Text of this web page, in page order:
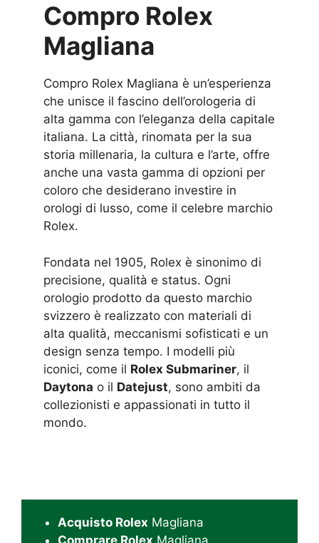
Compro Rolex
Magliana
Compro Rolex Magliana è un’esperienza
che unisce il fascino dell’orologeria di
alta gamma con l’eleganza della capitale
italiana. La città, rinomata per la sua
storia millenaria, la cultura e l’arte, offre
anche una vasta gamma di opzioni per
coloro che desiderano investire in
orologi di lusso, come il celebre marchio
Rolex.
Fondata nel 1905, Rolex è sinonimo di
precisione, qualità e status. Ogni
orologio prodotto da questo marchio
svizzero è realizzato con materiali di
alta qualità, meccanismi sofisticati e un
design senza tempo. I modelli più
iconici, come il Rolex Submariner, il
Daytona o il Datejust, sono ambiti da
collezionisti e appassionati in tutto il
mondo.
Acquisto Rolex Magliana